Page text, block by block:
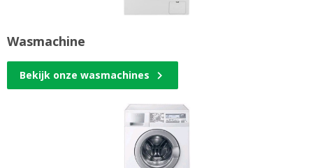
Wasmachine
Bekijk onze wasmachines